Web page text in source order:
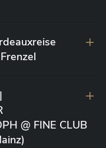
|
@ FINE CLUB